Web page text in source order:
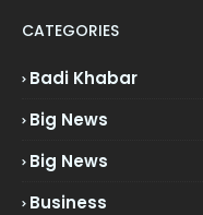
CATEGORIES
Badi Khabar
Big News
Big News
Business